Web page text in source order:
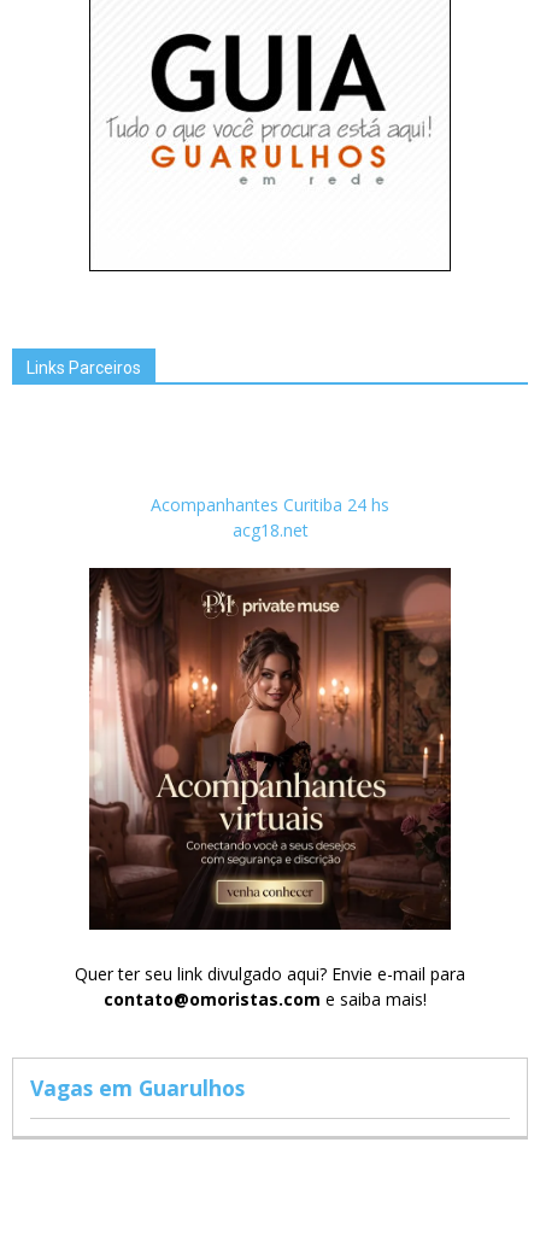
Links Parceiros
Acompanhantes Curitiba 24 hs
acg18.net
Quer ter seu link divulgado aqui? Envie e-mail para
contato@omoristas.com e saiba mais!
Vagas em Guarulhos